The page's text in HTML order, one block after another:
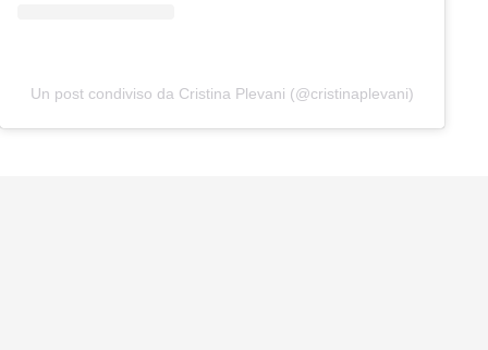
Un post condiviso da Cristina Plevani (@cristinaplevani)